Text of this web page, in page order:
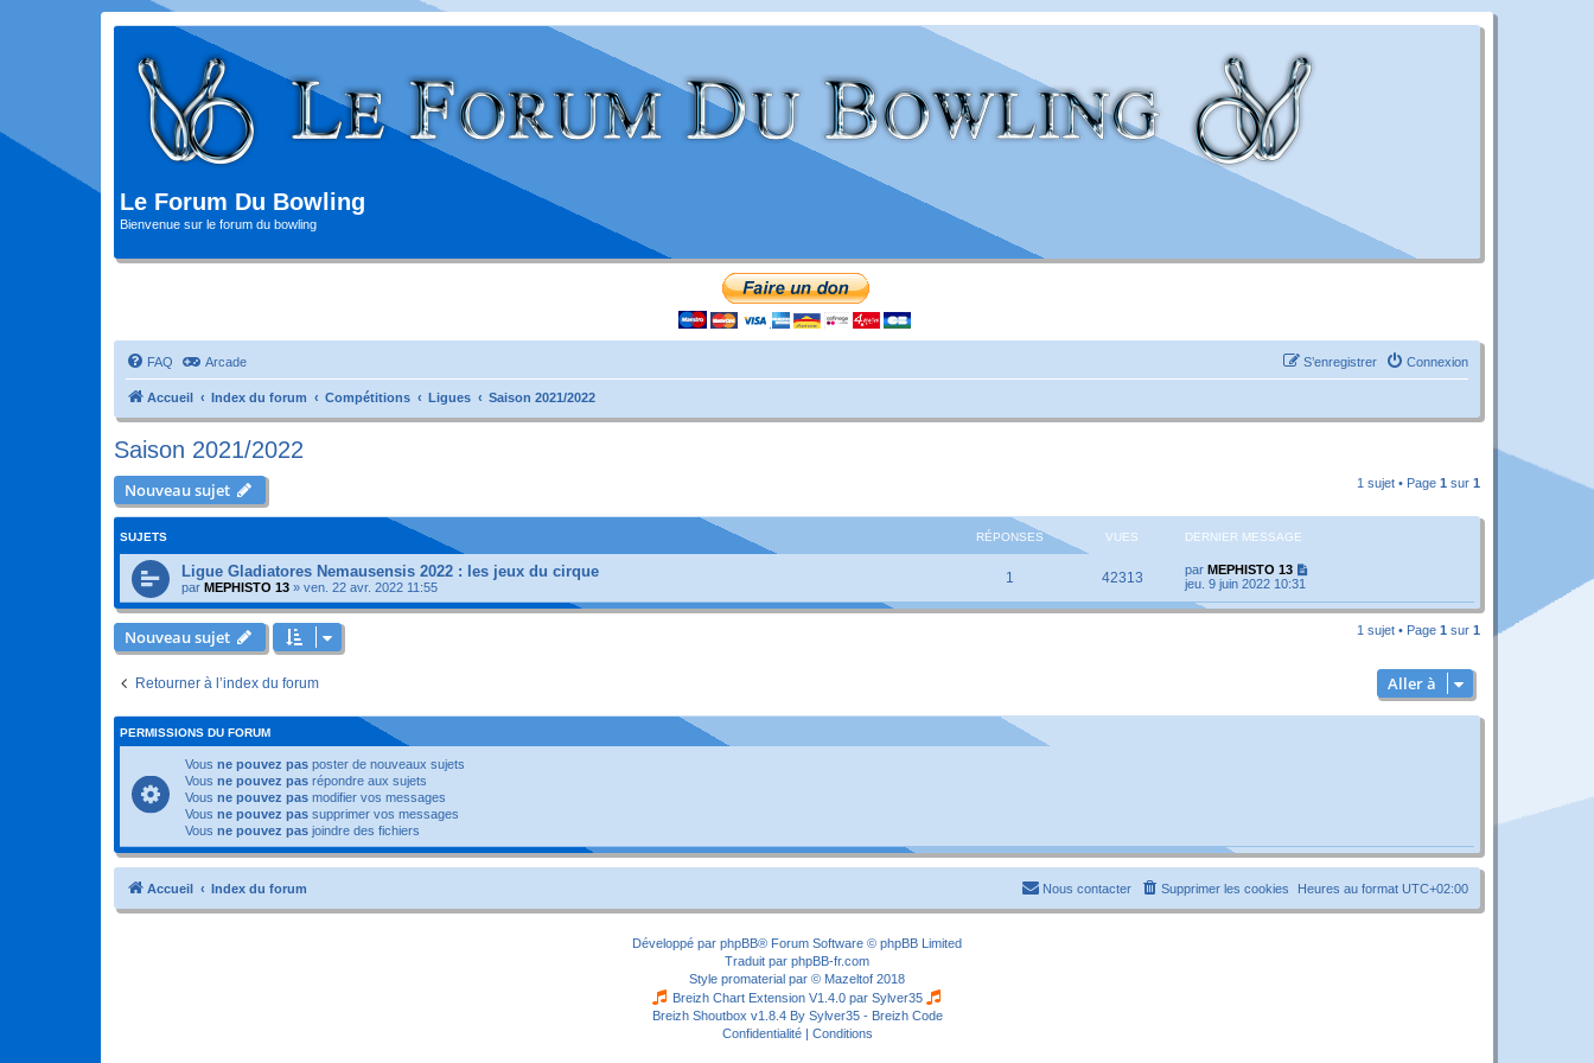
Le Forum Du Bowling
Bienvenue sur le forum du bowling
FAQ Arcade Connexion
S’enregistrer
Accueil Index du forum Compétitions Ligues Saison 2021/2022
Saison 2021/2022
Nouveau sujet 1 sujet • Page 1 sur 1
SUJETS RÉPONSES VUES DERNIER MESSAGE
Ligue Gladiatores Nemausensis 2022 : les jeux du cirque
par MEPHISTO 13 » ven. 22 avr. 2022 11:55
1 42313 par MEPHISTO 13
jeu. 9 juin 2022 10:31
Nouveau sujet 1 sujet • Page 1 sur 1
Retourner à l’index du forum Aller à
PERMISSIONS DU FORUM
Vous ne pouvez pas poster de nouveaux sujets
Vous ne pouvez pas répondre aux sujets
Vous ne pouvez pas modifier vos messages
Vous ne pouvez pas supprimer vos messages
Vous ne pouvez pas joindre des fichiers
Accueil Index du forum Heures au format UTC+02:00
Supprimer les cookies
Nous contacter
Développé par phpBB® Forum Software © phpBB Limited
Traduit par phpBB-fr.com
Style promaterial par © Mazeltof 2018
Breizh Chart Extension V1.4.0 par Sylver35
Breizh Shoutbox v1.8.4 By Sylver35 - Breizh Code
Confidentialité| Conditions